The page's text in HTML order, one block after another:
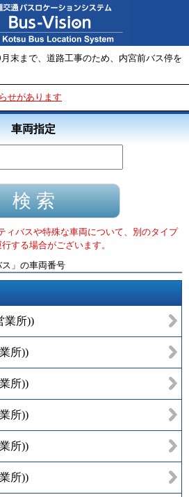
月末まで、道路工事のため、内宮前バス停を
せがあります
車両指定
ィバスや特殊な車両について、別のタイプ
する場合がございます。
」 の車両番号
業所))
所))
所))
所))
所))
所))